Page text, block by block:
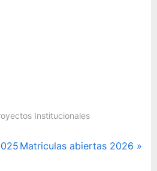
Institucionales
E
Matriculas abiertas 2026